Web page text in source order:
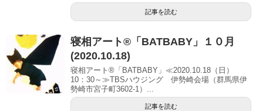
記事を読む
寝相アート®「BATBABY」１０月
(2020.10.18)
寝相アート®「BATBABY」≪2020.10.18（日）
10：30～≫TBSハウジング 伊勢崎会場（群馬県伊
勢崎市宮子町3602-1）...
記事を読む